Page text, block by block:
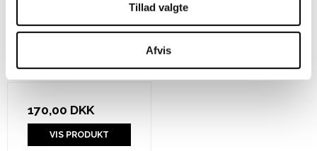
Tillad valgte
Afvis
dåbsminde
170,00 DKK
VIS PRODUKT